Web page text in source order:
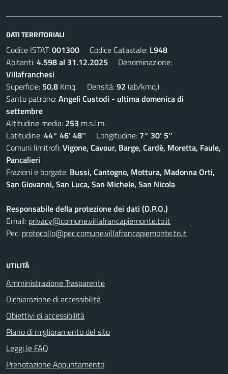
DATI TERRITORIALI
Codice ISTAT:001300 Codice Catastale: L948
Abitanti:4.598 al 31.12.2025 Denominazione:
Villafranchesi
Superficie: 50,8 Kmq. Densità:92 (ab/kmq.)
Santo patrono:Angeli Custodi - ultima domenica di
settembre
Altitudine media: 253 m.s.l.m.
Latitudine:44° 46' 48'' Longitudine: 7° 30' 5''
Comuni limitrofi:Vigone, Cavour, Barge, Cardè, Moretta, Faule,
Pancalieri
Frazioni e borgate: Bussi, Cantogno, Mottura, Madonna Orti,
San Giovanni, San Luca, San Michele, San Nicola
Responsabile della protezione dei dati (D.P.O.)
Email: privacy@comune.villafrancapiemonte.to.it
Pec: protocollo@pec.comune.villafrancapiemonte.to.it
UTILITÀ
Amministrazione Trasparente
Dichiarazione di accessibilità
Obiettivi di accessibilità
Piano di miglioramento del sito
Leggi le FAQ
Prenotazione Appuntamento